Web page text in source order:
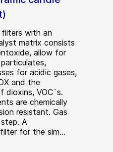
filters with an
matrix consists
allow for
for acidic gases,
and the
dioxins, VOC`s.
are chemically
resistant. Gas
A
for the sim...